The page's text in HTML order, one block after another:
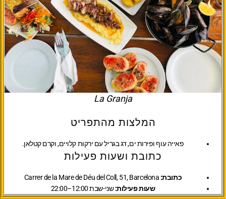
La Granja
המלצות מהתפריט
פאייה עוף ופירות ים, דג בגריל עם ירקות קלויים, וקרם קטלאן.
כתובת ושעות פעילות
כתובת:
שעות פעילות:שני-שבת 12:00–22:00